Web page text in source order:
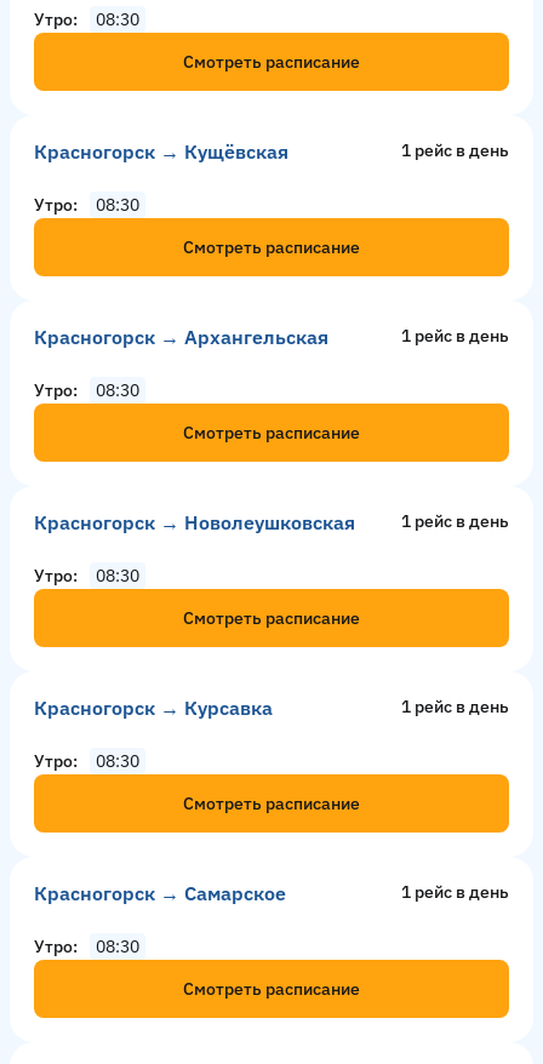
Утро
08:30
Смотреть расписание
Красногорск → Кущёвская 1 рейс в день
Утро
08:30
Смотреть расписание
Красногорск → Архангельская 1 рейс в день
Утро
08:30
Смотреть расписание
Красногорск → Новолеушковская 1 рейс в день
Утро
08:30
Смотреть расписание
Красногорск → Курсавка 1 рейс в день
Утро
08:30
Смотреть расписание
Красногорск → Самарское 1 рейс в день
Утро
08:30
Смотреть расписание